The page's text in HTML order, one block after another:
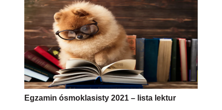
Egzamin ósmoklasisty 2021 – lista lektur